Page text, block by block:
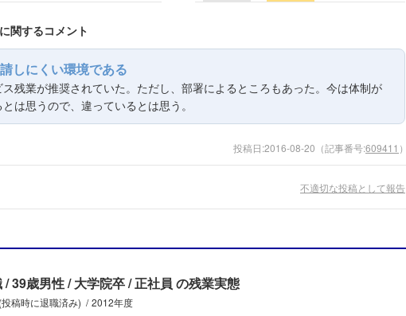
関するコメント
しにくい環境である
残業が推奨されていた。ただし、部署によるところもあった。今は体制が
は思うので、違っているとは思う。
投稿日:2016-08-20 （記事番号:609411 ）
不適切な投稿として報告
39歳男性 大学院卒 正社員 の残業実態
稿時に退職済み) 2012年度